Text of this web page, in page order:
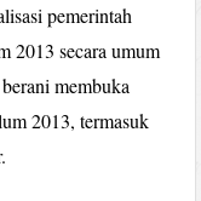
pemerintah
2013 secara umum
membuka
2013, termasuk